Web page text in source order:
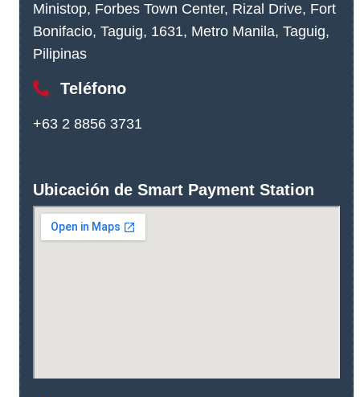
Ministop, Forbes Town Center, Rizal Drive, Fort
Bonifacio, Taguig, 1631, Metro Manila, Taguig,
Pilipinas
Teléfono
+63 2 8856 3731
Ubicación de Smart Payment Station